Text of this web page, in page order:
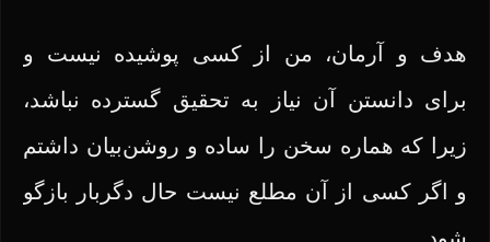
هدف و آرمان، من از کسی پوشیده نیست و
برای دانستن آن نیاز به تحقیق گسترده نباشد،
زیرا که هماره سخن را ساده و روشن‌بیان داشتم
و اگر کسی از آن مطلع نیست حال دگربار بازگو